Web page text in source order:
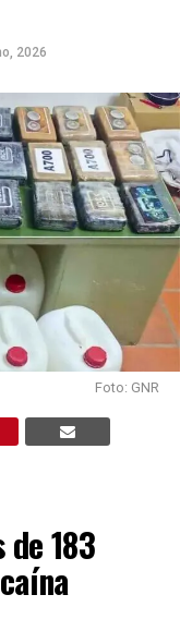
2026
Foto: GNR
183